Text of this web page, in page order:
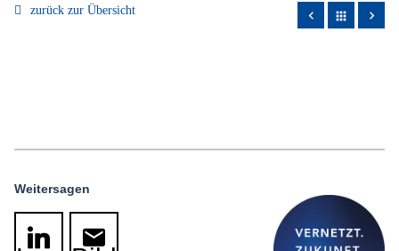
zurück zur Übersicht apps
Weitersagen